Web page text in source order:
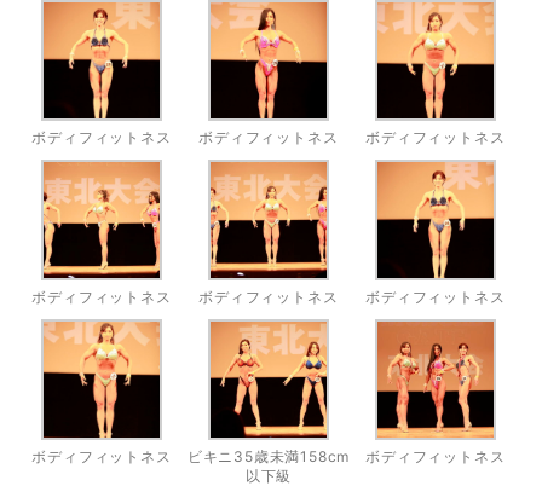
ボディフィットネス ボディフィットネス ボディフィットネス
ボディフィットネス ボディフィットネス ボディフィットネス
ボディフィットネス
ビキニ35歳未満158cm
以下級
ボディフィットネス